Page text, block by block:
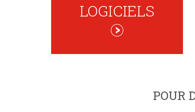
LOGICIELS
POUR